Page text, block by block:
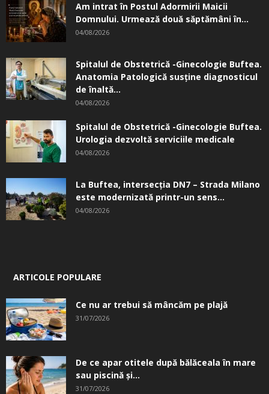
Am intrat în Postul Adormirii Maicii
Domnului. Urmează două săptămâni în...
04/08/2026
Spitalul de Obstetrică -Ginecologie Buftea.
Anatomia Patologică susţine diagnosticul
de înaltă...
04/08/2026
Spitalul de Obstetrică -Ginecologie Buftea.
Urologia dezvoltă serviciile medicale
04/08/2026
La Buftea, intersecţia DN7 – Strada Milano
este modernizată printr-un sens...
04/08/2026
ARTICOLE POPULARE
Ce nu ar trebui să mâncăm pe plajă
31/07/2026
De ce apar otitele după bălăceala în mare
sau piscină și...
31/07/2026